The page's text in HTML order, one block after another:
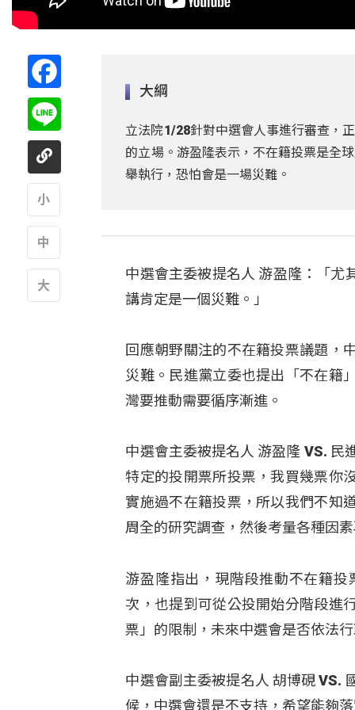
大綱
立法院1/28針對中選會人事進行審查，
的立場。游盈隆表示，不在籍投票是全
舉執行，恐怕會是一場災難。
中選會主委被提名人 游盈隆：「尤
講肯定是一個災難。」
回應朝野關注的不在籍投票議題，
災難。民進黨立委也提出「不在籍
灣要推動需要循序漸進。
中選會主委被提名人 游盈隆 VS. 民
特定的投開票所投票，我買幾票你
實施過不在籍投票，所以我們不知
周全的研究調查，然後考量各種因
游盈隆指出，現階段推動不在籍
次，也提到可從公投開始分階段進
票」的限制，未來中選會是否依法
中選會副主委被提名人 胡博硯 VS.
候，中選會還是不支持，希望能夠